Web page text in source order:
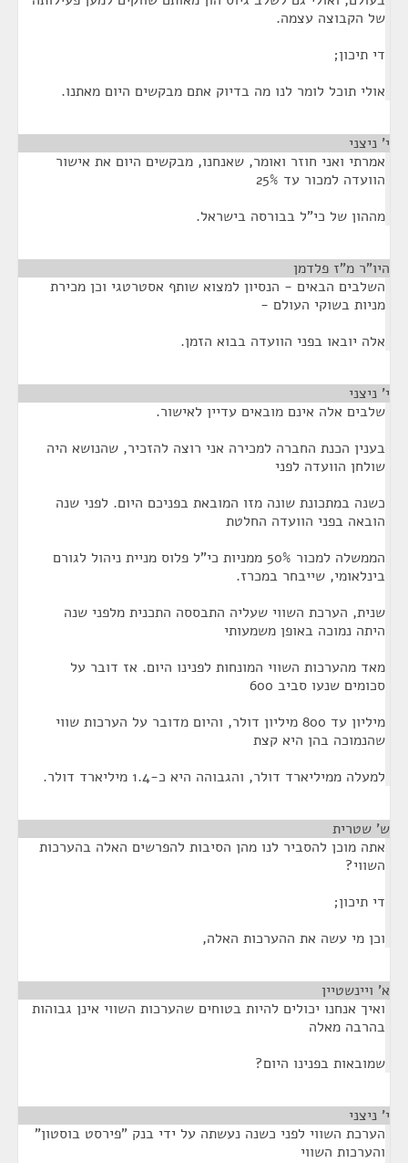
של הקבוצה עצמה.
די תיכון;
אולי תוכל לומר לנו מה בדיוק אתם מבקשים היום מאתנו.
י' ניצני
אמרתי ואני חוזר ואומר, שאנחנו, מבקשים היום את אישור
הוועדה למכור עד 25%
מההון של כי"ל בבורסה בישראל.
היו"ר מ"ז פלדמן
השלבים הבאים - הנסיון למצוא שותף אסטרטגי וכן מכירת
מניות בשוקי העולם -
אלה יובאו בפני הוועדה בבוא הזמן.
י' ניצני
שלבים אלה אינם מובאים עדיין לאישור.
בענין הכנת החברה למכירה אני רוצה להזכיר, שהנושא היה
שולחן הוועדה לפני
כשנה במתכונת שונה מזו המובאת בפניכם היום. לפני שנה
הובאה בפני הוועדה החלטת
הממשלה למכור 50% ממניות כי"ל פלוס מניית ניהול לגורם
בינלאומי, שייבחר במכרז.
שנית, הערכת השווי שעליה התבססה התכנית מלפני שנה
היתה נמוכה באופן משמעותי
מאד מהערכות השווי המונחות לפנינו היום. אז דובר על
סכומים שנעו סביב 600
מיליון עד 800 מיליון דולר, והיום מדובר על הערכות שווי
שהנמוכה בהן היא קצת
למעלה ממיליארד דולר, והגבוהה היא כ-1.4 מיליארד דולר.
ש' שטרית
אתה מוכן להסביר לנו מהן הסיבות להפרשים האלה בהערכות
השווי?
די תיכון;
וכן מי עשה את ההערכות האלה,
א' ויינשטיין
ואיך אנחנו יכולים להיות בטוחים שהערכות השווי אינן גבוהות
בהרבה מאלה
שמובאות בפנינו היום?
י' ניצני
הערכת השווי לפני כשנה נעשתה על ידי בנק "פירסט בוסטון"
והערכות השווי